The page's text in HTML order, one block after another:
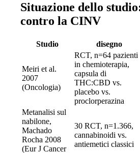
Situazione dello
contro la CINV
Studio disegno
Meiri et al.
2007
(Oncologia)
RCT, n=64 pazienti
in chemioterapia,
capsula di
THC:CBD vs.
placebo vs.
proclorperazina
Metanalisi sul
nabilone,
Machado
Rocha 2008
(Eur J Cancer
30 RCT, n=1.366,
cannabinoidi vs.
antiemetici classici